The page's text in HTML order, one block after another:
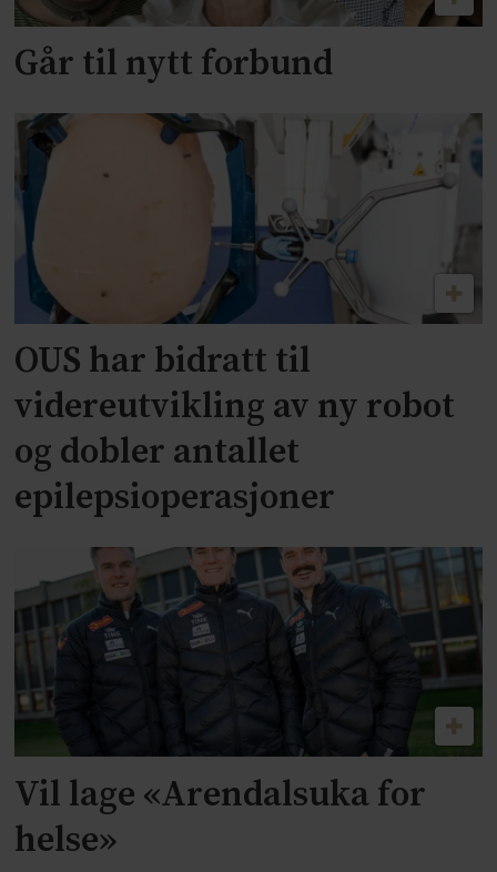
Går til nytt forbund
OUS har bidratt til
videreutvikling av ny robot
og dobler antallet
epilepsioperasjoner
Vil lage «Arendalsuka for
helse»